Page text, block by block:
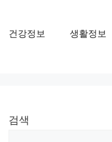
건강정보 생활정보
검색